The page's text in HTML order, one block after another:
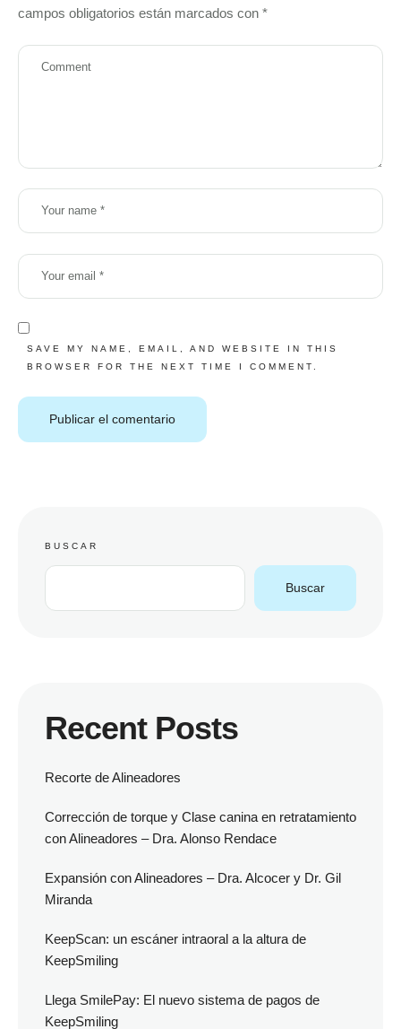
campos obligatorios están marcados con *
SAVE MY NAME, EMAIL, AND WEBSITE IN THIS
BROWSER FOR THE NEXT TIME I COMMENT.
BUSCAR
Buscar
Recent Posts
Recorte de Alineadores
Corrección de torque y Clase canina en retratamiento
con Alineadores – Dra. Alonso Rendace
Expansión con Alineadores – Dra. Alcocer y Dr. Gil
Miranda
KeepScan: un escáner intraoral a la altura de
KeepSmiling
Llega SmilePay: El nuevo sistema de pagos de
KeepSmiling